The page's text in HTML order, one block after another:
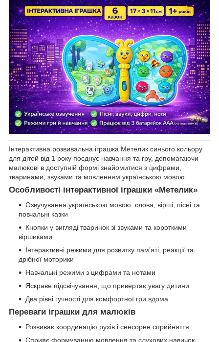
Інтерактивна розвивальна іграшка Метелик синього кольору
для дітей від 1 року поєднує навчання та гру, допомагаючи
малюкові в доступній формі знайомитися з цифрами,
тваринами, звуками та мовленням українською мовою.
Особливості інтерактивної іграшки «Метелик»
Озвучування українською мовою: слова, вірші, пісні та
повчальні казки
Кнопки у вигляді тваринок зі звуками та короткими
віршиками
Інтерактивні режими для розвитку памʼяті, реакції та
дрібної моторики
Навчальні режими з цифрами та нотами
Яскраве підсвічування, що привертає увагу дитини
Два рівні гучності для комфортної гри вдома
Переваги іграшки для малюків
Розвиває координацію рухів і сенсорне сприйняття
Сприяє формуванню мовлення та слухових навичок